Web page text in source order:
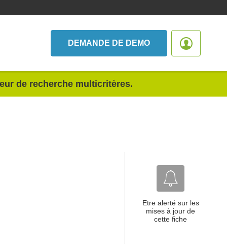
DEMANDE DE DEMO
de recherche multicritères.
Etre alerté sur les
mises à jour de
cette fiche